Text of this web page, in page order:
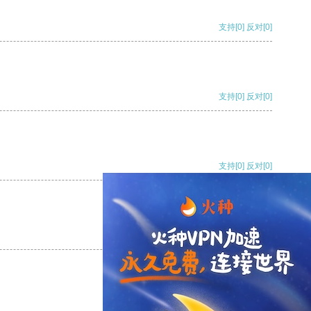
支持[0] 反对[0]
支持[0] 反对[0]
支持[0] 反对[0]
支持[0] 反对
支持